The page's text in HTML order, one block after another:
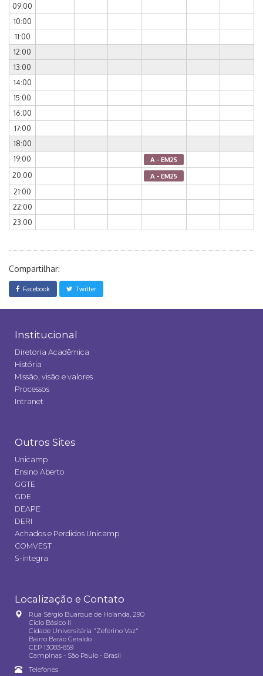
09:00
10:00
11:00
12:00
13:00
14:00
15:00
16:00
17:00
18:00
19:00
A - EM25
20:00 A - EM25
21:00
22:00
23:00
Compartilhar:
Facebook Twitter
Institucional
Diretoria Acadêmica
História
Missão, visão e valores
Processos
Intranet
Outros Sites
Unicamp
Ensino Aberto
GGTE
GDE
DEAPE
DERI
Achados e Perdidos Unicamp
COMVEST
S-integra
Localização e Contato
Rua Sérgio Buarque de Holanda, 290
Ciclo Básico II
Cidade Universitária "Zeferino Vaz"
Bairro Barão Geraldo
CEP 13083-859
Campinas - São Paulo - Brasil
Telefones